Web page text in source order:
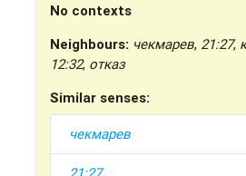
No contexts
Neighbours: чекмарев, 21:27,
12:32, отказ
Similar senses:
чекмарев